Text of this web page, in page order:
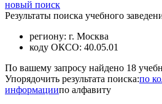
новый поиск
Результаты поиска учебного
региону: г. Москва
коду ОКСО: 40.05.01
По вашему запросу найдено 18
Упорядочить результата поиска:по
информациипо алфавиту